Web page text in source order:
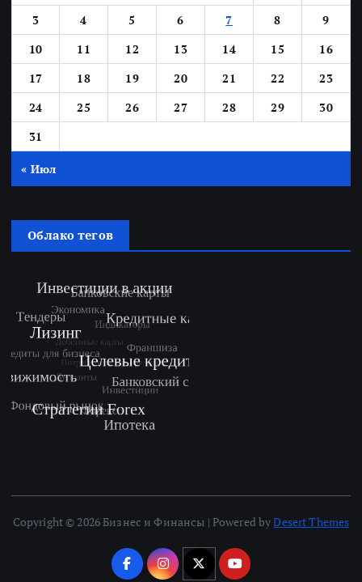
3
4 5 6 7 8
9
10
11 12 13 14 15
16
17
18 19 20 21 22
23
24
25 26 27 28 29
30
31
« Июл
Облако тегов
Copyright © 2026 Бизнес и Финансы | Powered byDesert Themes